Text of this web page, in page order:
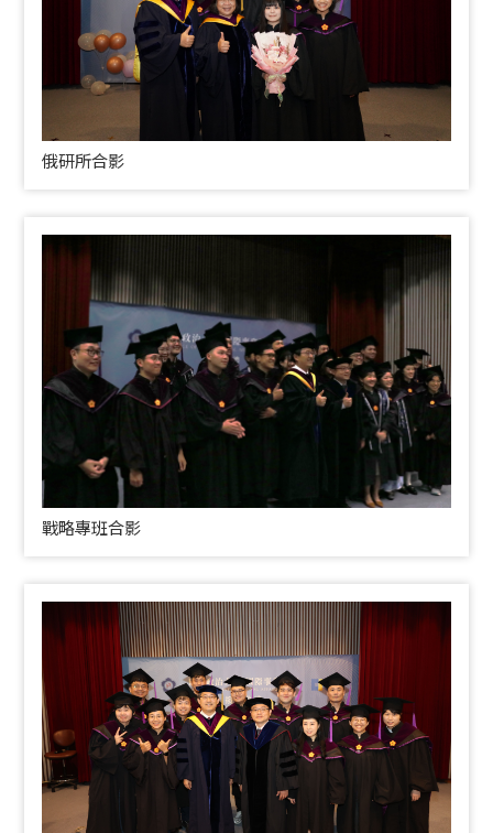
俄研所合影
戰略專班合影